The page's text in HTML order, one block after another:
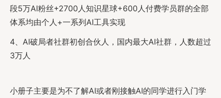
段5万AI粉丝+2700人知识星球+600人付费学员群的全部
体系均由个人+一系列AI工具实现
4、AI破局者社群初创合伙人，国内最大AI社群，人数超过
3万人
小册子主要是为不了解AI或者刚接触AI的同学进行入门学